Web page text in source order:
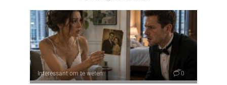
Interessant om te weten 0